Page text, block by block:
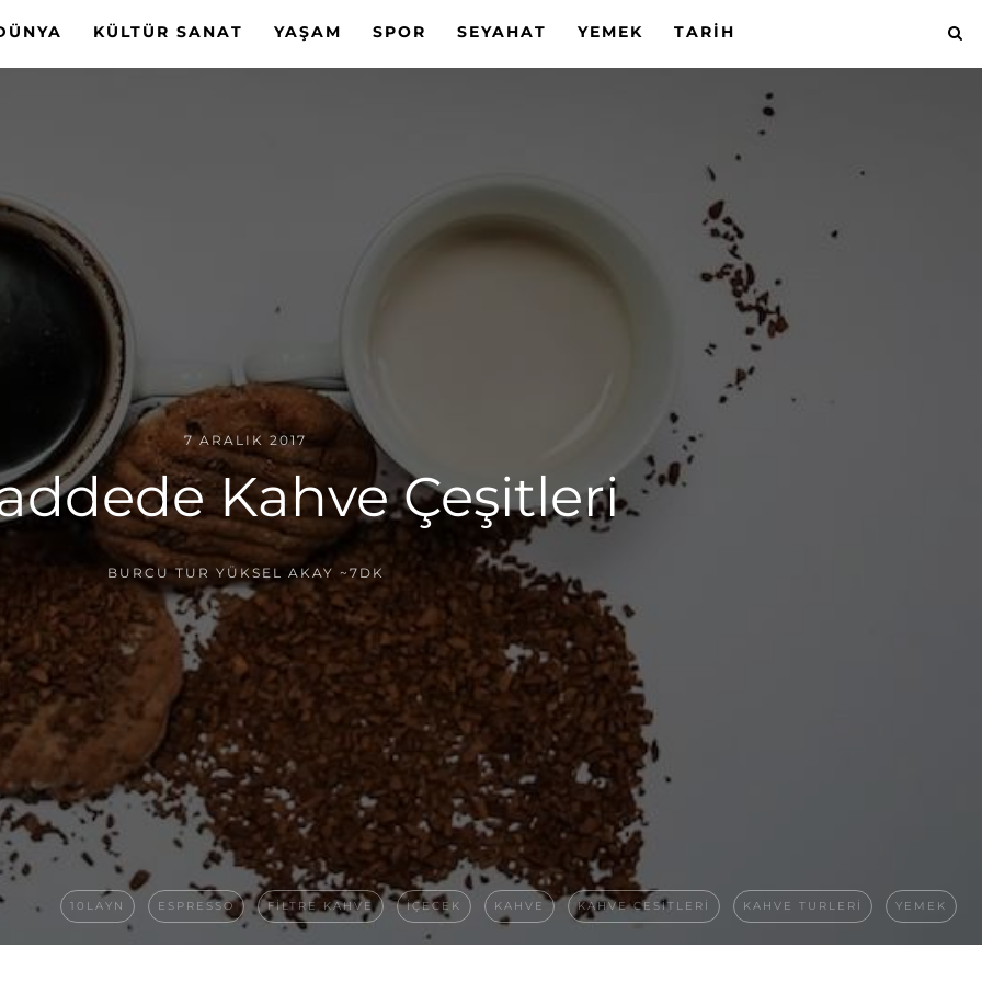
KÜLTÜR SANAT YAŞAM SPOR SEYAHAT YEMEK TARIH
7 ARALIK 2017
Kahve Çeşitleri
BURCU TUR YÜKSEL AKAY ~7DK
10LAYN ESPRESSO FILTRE KAHVE IÇECEK KAHVE KAHVE CESITLERI KAHVE TURLERI YEMEK